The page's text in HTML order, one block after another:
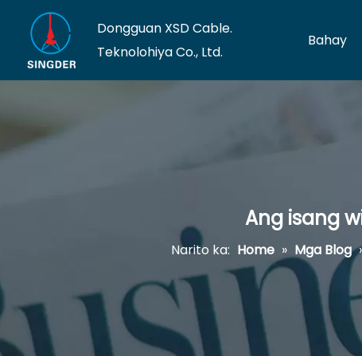
Dongguan XSD Cable.
Teknolohiya Co., Ltd.
Bahay
Ang isang
Narito ka: Home » Mga Blog